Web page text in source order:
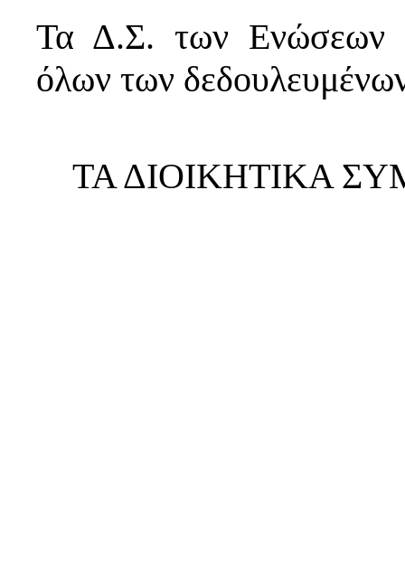
Τα Δ.Σ. των Ενώσεων
όλων των
ΤΑ ΔΙΟΙΚΗΤΙΚΑ